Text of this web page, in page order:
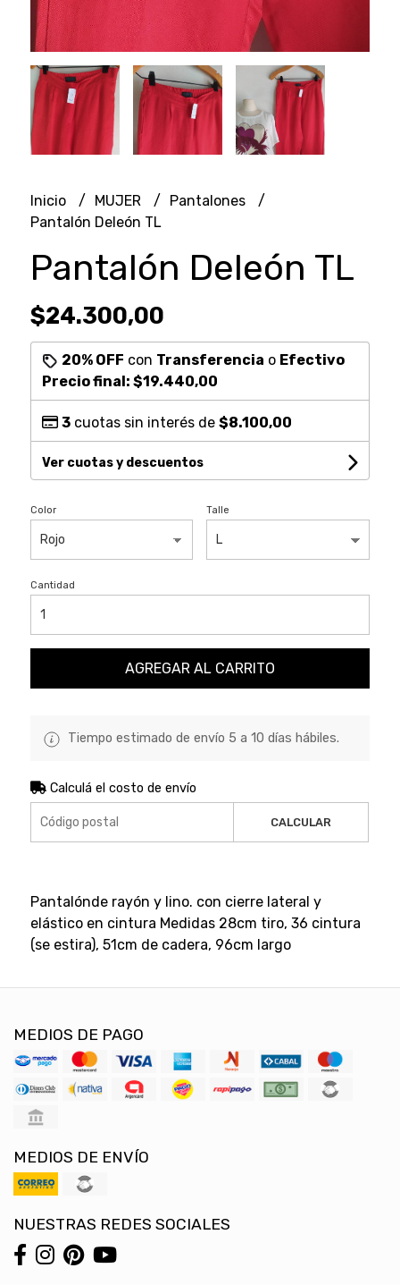
Inicio MUJER
Pantalones
Pantalón Deleón TL
Pantalón Deleón TL
$24.300,00
20% OFF con Transferencia o Efectivo
Precio final: $19.440,00
3cuotas sin interés de $8.100,00
Ver cuotas y descuentos
Color Talle
Cantidad
AGREGAR AL CARRITO
Tiempo estimado de envío 5 a 10 días hábiles.
Calculá el costo de envío
CALCULAR
Pantalónde rayón y lino. con cierre lateral y
elástico en cintura Medidas 28cm tiro, 36 cintura
(se estira), 51cm de cadera, 96cm largo
MEDIOS DE PAGO
MEDIOS DE ENVÍO
NUESTRAS REDES SOCIALES